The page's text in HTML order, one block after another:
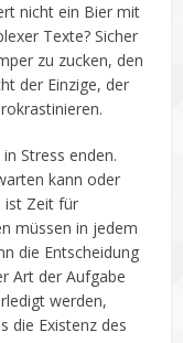
nicht ein Bier mit
Texte? Sicher
zu zucken, den
der Einzige, der
Stress enden.
kann oder
ist Zeit für
müssen in jedem
die Entscheidung
Art der Aufgabe
werden,
die Existenz des